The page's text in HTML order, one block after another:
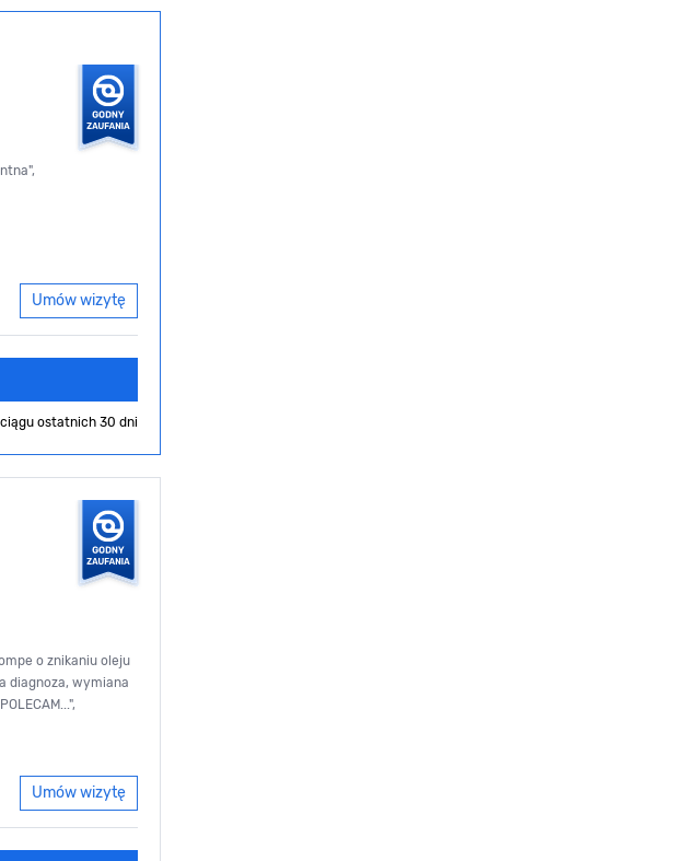
Umów wizytę
ostatnich 30 dni
o znikaniu oleju
diagnoza, wymiana
Umów wizytę